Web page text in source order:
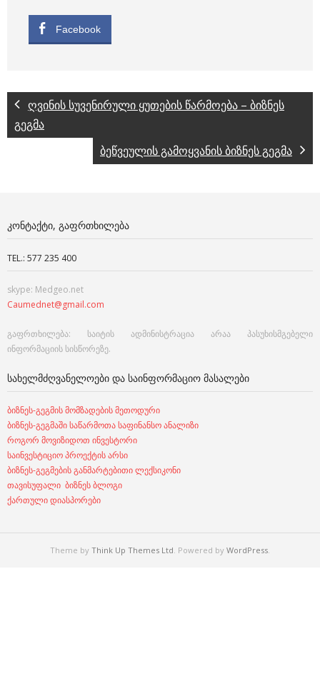
Facebook
ღვინის სუვენირული ყუთების წარმოება – ბიზნეს
გეგმა
ბეწვეულის გამოყვანის ბიზნეს გეგმა
ᲙᲝᲜᲢᲐᲥᲢᲘ, ᲒᲐᲤᲠᲗᲮᲘᲚᲔᲑᲐ
TEL.: 577 235 400
skype: Medgeo.net
Caumednet@gmail.com
გაფრთხილება: საიტის ადმინისტრაცია არაა პასუხისმგებელი
ინფორმაციის სისწორეზე.
ᲡᲐᲮᲔᲚᲛᲫᲦᲕᲐᲜᲔᲚᲝᲔᲑᲘ ᲓᲐ ᲡᲐᲘᲜᲤᲝᲠᲛᲐᲪᲘᲝ ᲛᲐᲡᲐᲚᲔᲑᲘ
ბიზნეს-გეგმის მომზადების მეთოდური
ბიზნეს-გეგმაში საწარმოთა საფინანსო ანალიზი
როგორ მოვიზიდოთ ინვესტორი
საინვესტიციო პროექტის არსი
ბიზნეს-გეგმების განმარტებითი ლექსიკონი
თავისუფალი ბიზნეს ბლოგი
ქართული დიასპორები
Theme by Think Up Themes Ltd . Powered by WordPress